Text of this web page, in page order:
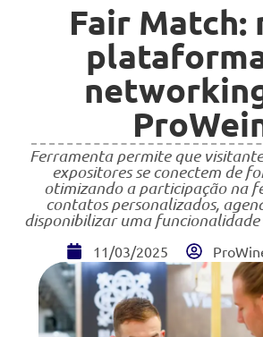
Fair Match:
Ferramenta permite que
expositores se conectem de
otimizando a participação na
contatos personalizados,
disponibilizar uma
11/03/2025